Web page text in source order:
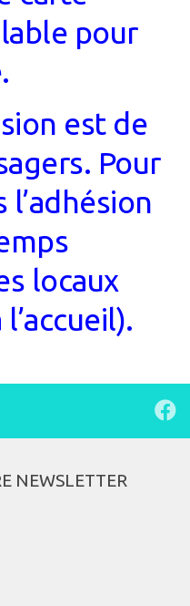
pour
est de
Pour
l’adhésion
locaux
NEWSLETTER